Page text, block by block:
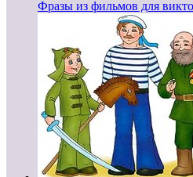
Фразы из фильмов для